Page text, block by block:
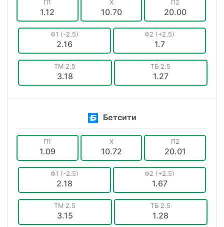
П1
1.12
X
10.70
П2
20.00
Ф1 (-2.5)
2.16
Ф2 (+2.5)
1.7
ТМ 2.5
3.18
ТБ 2.5
1.27
Бетсити
П1
1.09
X
10.72
П2
20.01
Ф1 (-2.5)
2.18
Ф2 (+2.5)
1.67
ТМ 2.5
3.15
ТБ 2.5
1.28